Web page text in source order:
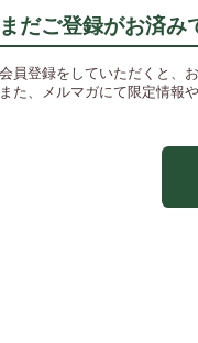
まだご登録がお済み
会員登録をしていただくと、
また、メルマガにて限定情報